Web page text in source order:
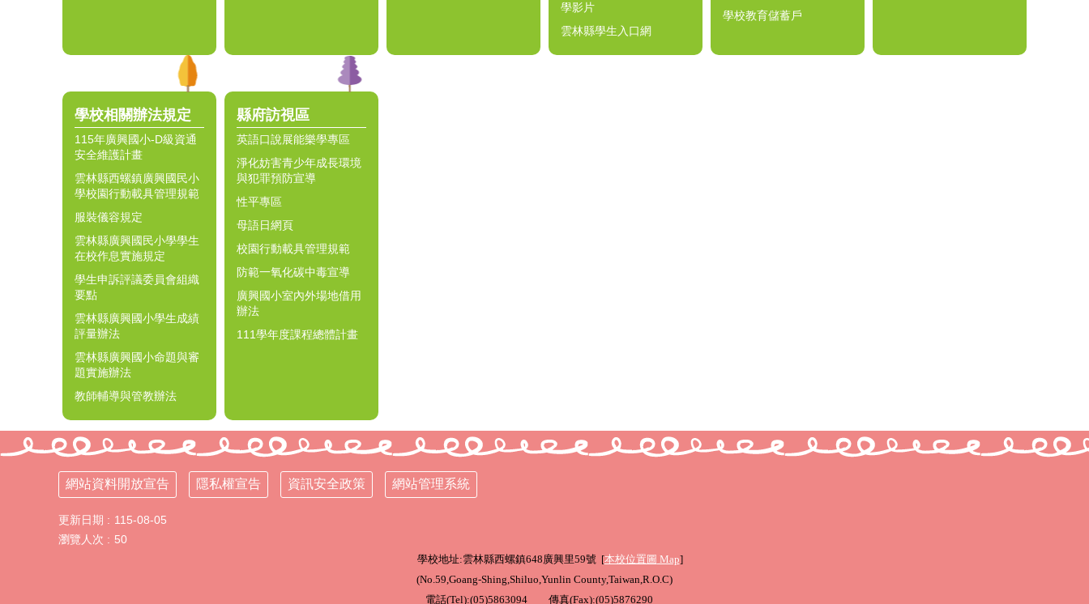
學影片
雲林縣學生入口網
學校教育儲蓄戶
學校相關辦法規定
115年廣興國小-D級資通
安全維護計畫
雲林縣西螺鎮廣興國民小
學校園行動載具管理規範
服裝儀容規定
雲林縣廣興國民小學學生
在校作息實施規定
學生申訴評議委員會組織
要點
雲林縣廣興國小學生成績
評量辦法
雲林縣廣興國小命題與審
題實施辦法
教師輔導與管教辦法
縣府訪視區
英語口說展能樂學專區
淨化妨害青少年成長環境
與犯罪預防宣導
性平專區
母語日網頁
校園行動載具管理規範
防範一氧化碳中毒宣導
廣興國小室內外場地借用
辦法
111學年度課程總體計畫
網站資料開放宣告 隱私權宣告 資訊安全政策 網站管理系統
更新日期
115-08-05
瀏覽人次
50
學校地址:雲林縣西螺鎮648廣興里59號 [本校位置圖 Map]
(No.59,Goang-Shing,Shiluo,Yunlin County,Taiwan,R.O.C)
電話(Tel):(05)5863094 傳真(Fax):(05)5876290